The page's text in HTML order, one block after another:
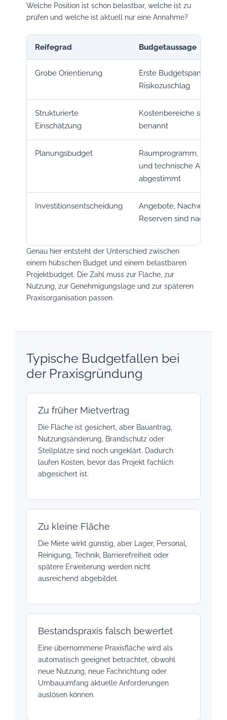
Welche Position ist schon belastbar, welche ist zu
prüfen und welche ist aktuell nur eine Annahme?
Reifegrad Budgetaussage
Grobe Orientierung
Erste Budgetspanne mit
Risikozuschlag
Strukturierte
Einschätzung
Kostenbereiche sind
benannt
Planungsbudget
Raumprogramm,
und technische
abgestimmt
Investitionsentscheidung
Angebote, Nachweise,
Reserven sind
Genau hier entsteht der Unterschied zwischen
einem hübschen Budget und einem belastbaren
Projektbudget. Die Zahl muss zur Fläche, zur
Nutzung, zur Genehmigungslage und zur späteren
Praxisorganisation passen.
Typische Budgetfallen bei
der Praxisgründung
Zu früher Mietvertrag
Die Fläche ist gesichert, aber Bauantrag,
Nutzungsänderung, Brandschutz oder
Stellplätze sind noch ungeklärt. Dadurch
laufen Kosten, bevor das Projekt fachlich
abgesichert ist.
Zu kleine Fläche
Die Miete wirkt günstig, aber Lager, Personal,
Reinigung, Technik, Barrierefreiheit oder
spätere Erweiterung werden nicht
ausreichend abgebildet.
Bestandspraxis falsch bewertet
Eine übernommene Praxisfläche wird als
automatisch geeignet betrachtet, obwohl
neue Nutzung, neue Fachrichtung oder
Umbauumfang aktuelle Anforderungen
auslösen können.